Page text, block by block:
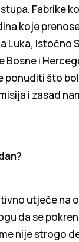
Fabrike
koje
Luka, Istočno
i
ponuditi što
i zasad
utječe na
da se
nije strogo